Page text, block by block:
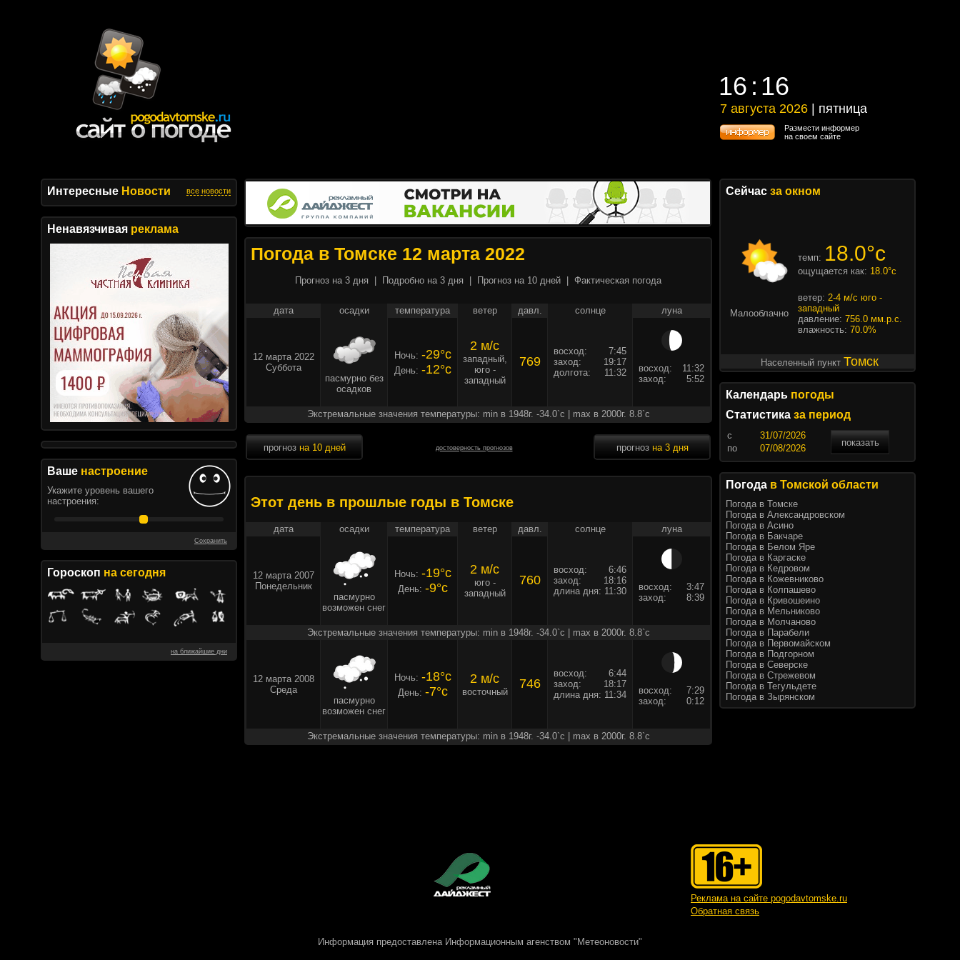
16 16
16 16
7 августа 2026 | пятница
7 августа 2026 | пятница
Размести информер
на своем сайте
Интересные Новости все новости
Ненавязчивая реклама
Ваше настроение
Укажите уровень вашего
настроения:
Сохранить
Гороскоп на сегодня
на ближайшие дни
Погода в Томске 12 марта 2022
Прогноз на 3 дня Подробно на 3 дня Прогноз на 10 дней Фактическая погода
дата осадки температура ветер давл. солнце луна
12 марта 2022
Суббота
пасмурно без
осадков
Ночь: -29°c
День: -12°c
2 м/c
западный,
юго -
западный
769
восход:
7:45
заход:
19:17
долгота:
11:32 восход:
11:32
заход:
5:52
Экстремальные значения температуры: min в 1948г. -34.0`c | max в 2000г. 8.8`c
прогноз на 10 дней достоверность прогнозов прогноз на 3 дня
Этот день в прошлые годы в Томске
дата осадки температура ветер давл. солнце луна
12 марта 2007
Понедельник
пасмурно
возможен снег
Ночь: -19°c
День: -9°c
2 м/c
юго -
западный
760
восход:
6:46
заход:
18:16
длина дня: 11:30 восход:
3:47
заход:
8:39
Экстремальные значения температуры: min в 1948г. -34.0`c | max в 2000г. 8.8`c
12 марта 2008
Среда
пасмурно
возможен снег
Ночь: -18°c
День: -7°c
2 м/c
восточный
746
восход:
6:44
заход:
18:17
длина дня: 11:34 восход:
7:29
заход:
0:12
Экстремальные значения температуры: min в 1948г. -34.0`c | max в 2000г. 8.8`c
Сейчас за окном
темп: 18.0°c
ощущается как: 18.0°c
Малооблачно
ветер: 2-4 м/с юго -
западный
давление: 756.0 мм.р.с.
влажность: 70.0%
Населенный пункт Томск
Календарь погоды
Статистика за период
c
показать
по
Погода в Томской области
Погода в Томске
Погода в Александровском
Погода в Асино
Погода в Бакчаре
Погода в Белом Яре
Погода в Каргаске
Погода в Кедровом
Погода в Кожевниково
Погода в Колпашево
Погода в Кривошеино
Погода в Мельниково
Погода в Молчаново
Погода в Парабели
Погода в Первомайском
Погода в Подгорном
Погода в Северске
Погода в Стрежевом
Погода в Тегульдете
Погода в Зырянском
Реклама на сайте pogodavtomske.ru
Обратная связь
Информация предоставлена Информационным агенством "Метеоновости"